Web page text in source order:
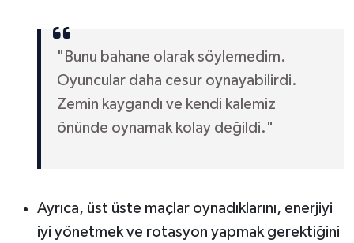
"Bunu bahane olarak söylemedim.
Oyuncular daha cesur oynayabilirdi.
Zemin kaygandı ve kendi kalemiz
önünde oynamak kolay değildi."
Ayrıca, üst üste maçlar oynadıklarını, enerjiyi
iyi yönetmek ve rotasyon yapmak gerektiğini
Halter
Motor Sporları
Diğer Spor Dalları